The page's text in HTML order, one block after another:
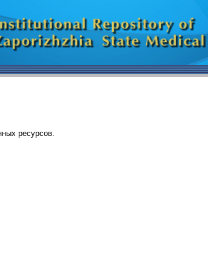
ресурсов.